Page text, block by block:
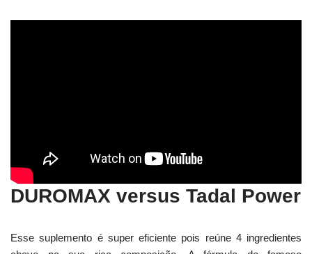
DUROMAX versus Tadal Power
Esse suplemento é super eficiente pois reúne 4 ingredientes